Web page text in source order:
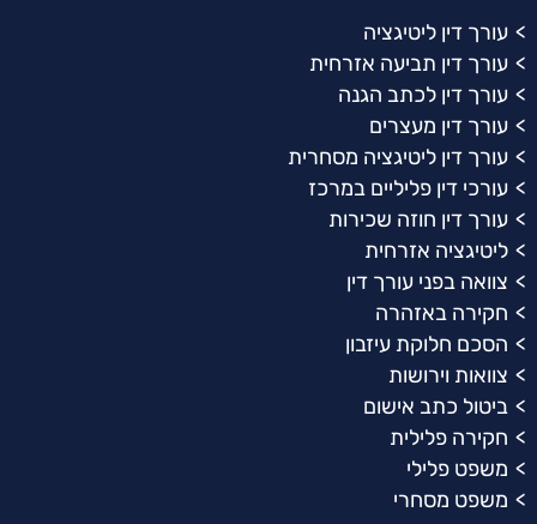
עורך דין ליטיגציה
עורך דין תביעה אזרחית
עורך דין לכתב הגנה
עורך דין מעצרים
עורך דין ליטיגציה מסחרית
עורכי דין פליליים במרכז
עורך דין חוזה שכירות
ליטיגציה אזרחית
צוואה בפני עורך דין
חקירה באזהרה
הסכם חלוקת עיזבון
צוואות וירושות
ביטול כתב אישום
חקירה פלילית
משפט פלילי
משפט מסחרי